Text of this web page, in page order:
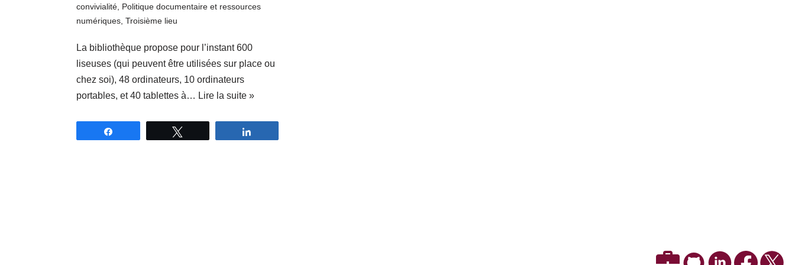
convivialité Politique documentaire et ressources
numériques ,Troisième lieu
La bibliothèque propose pour l’instant 600
liseuses (qui peuvent être utilisées sur place ou
chez soi), 48 ordinateurs, 10 ordinateurs
portables, et 40 tablettes à… Lire la suite »